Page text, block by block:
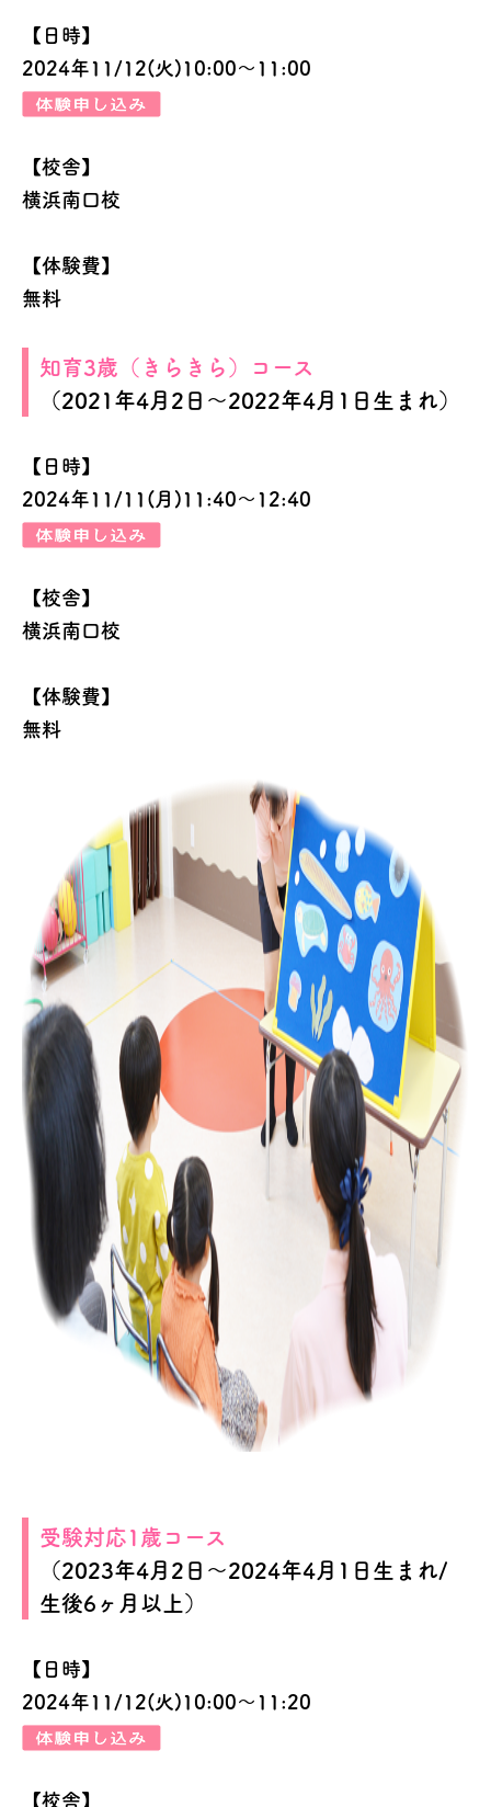
【日時】
2024年11/12(火)10:00～11:00
【校舎】
横浜南口校
【体験費】
無料
知育3歳（きらきら）コース
（2021年4月2日～2022年4月1日生まれ）
【日時】
2024年11/11(月)11:40～12:40
【校舎】
横浜南口校
【体験費】
無料
受験対応1歳コース
（2023年4月2日～2024年4月1日生まれ/
生後6ヶ月以上）
【日時】
2024年11/12(火)10:00～11:20
【校舎】